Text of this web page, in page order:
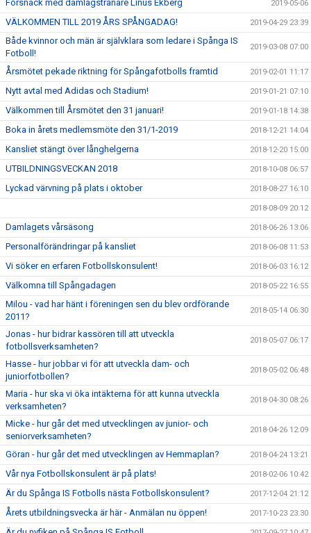
Försnack med damlagstränare Linus Ekberg 2019-05-06
VÄLKOMMEN TILL 2019 ÅRS SPÅNGADAG! 2019-04-29 23:39
Både kvinnor och män är självklara som ledare i Spånga IS
Fotboll!
2019-03-08 07:00
Årsmötet pekade riktning för Spångafotbolls framtid 2019-02-01 11:17
Nytt avtal med Adidas och Stadium! 2019-01-21 07:10
Välkommen till Årsmötet den 31 januari! 2019-01-18 14:38
Boka in årets medlemsmöte den 31/1-2019 2018-12-21 14:04
Kansliet stängt över långhelgerna 2018-12-20 15:00
UTBILDNINGSVECKAN 2018 2018-10-08 06:57
Lyckad värvning på plats i oktober 2018-08-27 16:10
2018-08-09 20:12
Damlagets vårsäsong 2018-06-26 13:06
Personalförändringar på kansliet 2018-06-08 11:53
Vi söker en erfaren Fotbollskonsulent! 2018-06-03 16:12
Välkomna till Spångadagen 2018-05-22 16:55
Milou - vad har hänt i föreningen sen du blev ordförande
2011?
2018-05-14 06:30
Jonas - hur bidrar kassören till att utveckla
fotbollsverksamheten?
2018-05-07 06:17
Hasse - hur jobbar vi för att utveckla dam- och
juniorfotbollen?
2018-05-02 06:48
Maria - hur ska vi öka intäkterna för att kunna utveckla
verksamheten?
2018-04-30 08:26
Micke - hur går det med utvecklingen av junior- och
seniorverksamheten?
2018-04-26 12:09
Göran - hur går det med utvecklingen av Hemmaplan? 2018-04-24 13:21
Vår nya Fotbollskonsulent är på plats! 2018-02-06 10:42
Är du Spånga IS Fotbolls nästa Fotbollskonsulent? 2017-12-04 21:12
Årets utbildningsvecka är här - Anmälan nu öppen! 2017-10-23 23:30